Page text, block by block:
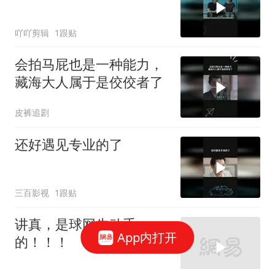
吖吖剪辑 1跟贴
会拍马屁也是一种能力，
藏海大人属于是佼佼者了
皮裤追剧
还好遇见专业的了
三百影视 1跟贴
讲真，是球网先动手
的！！！
App内打开